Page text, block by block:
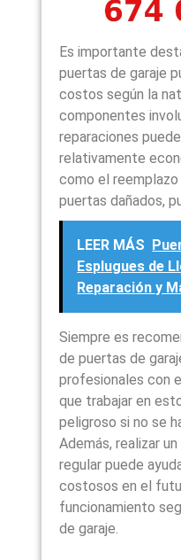
Es importante
puertas de garaje
costos según la
componentes
reparaciones
relativamente
como el
puertas dañados,
LEER MÁS
Esplugues de
Reparación y
Siempre es
de puertas de
profesionales con
que trabajar en
peligroso si no se
Además, realizar
regular puede
costosos en el
funcionamiento
de garaje.